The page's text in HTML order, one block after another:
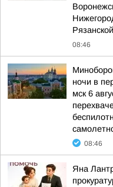
08:46
ночи в
мск 6
08:46
Яна